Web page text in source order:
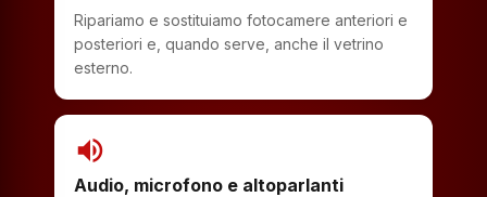
Ripariamo e sostituiamo fotocamere anteriori e
posteriori e, quando serve, anche il vetrino
esterno.
volume_up
Audio, microfono e altoparlanti